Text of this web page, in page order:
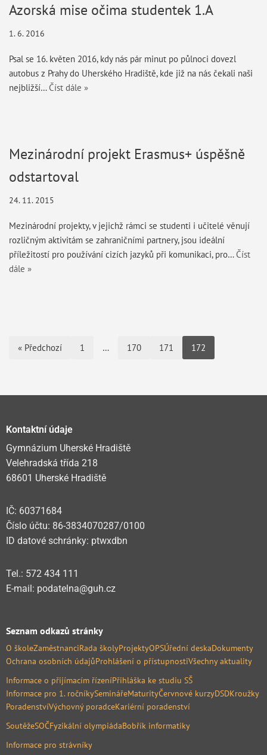
Azorská mise očima studentek 1.A
1. 6. 2016
Psal se 16. květen 2016, kdy nás pár minut po půlnoci dovezl
autobus z Prahy do Uherského Hradiště, kde již na nás čekali naši
nejbližší… Číst dále »
Mezinárodní projekt Erasmus+ úspěšně
odstartoval
24. 11. 2015
Mezinárodní projekty, v jejichž rámci se studenti i učitelé věnují
rozličným aktivitám se zahraničními partnery, jsou ideální
příležitostí pro používání cizích jazyků při komunikaci, pro… Číst
dále »
« Předchozí 1 … 170 171 172
Kontaktní údaje
Gymnázium Uherské Hradiště
Velehradská třída 218
68601 Uherské Hradiště
IČ: 60371684
Číslo účtu: 86-3834070287/0100
ID datové schránky: ptwxdbn
Tel.: 572 434 111
E-mail: podatelna@guh.cz
Seznam odkazů stránky
O školeZaměstnanciRada školyProjektyOPSÚřední deskaDokumenty
Ochrana osobních údajůProhlášení o přístupnostiVšechny aktuality
Informace o přijímacím řízeníPřihláška ke studiu SŠ
Informace pro 1. ročníkySeminářeMaturityČervnové kurzyDSDKroužky
PoradenstvíVýchovný poradceKariérní poradenství
SoutěžeSOČFyzikální olympiádaBobřík informatiky
Informace pro strávníky